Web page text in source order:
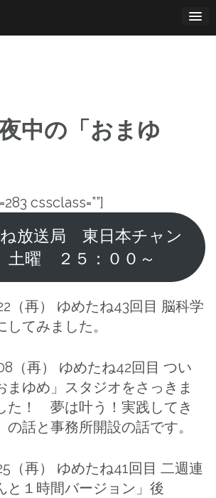
中の「おまゆ
cssclass=””]
放送局 東日本チャン
曜 ２５：００～
（再） ゆめたね43回目 脳科学
てみました。
（再） ゆめたね42回目 つい
まゆめ」スタジオをさっきま
た！ 夢は叶う！実践してき
の話と事務所開設の話です。
（再） ゆめたね41回目 二週連
と１時間バージョン」後